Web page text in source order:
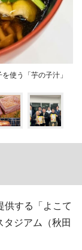
使う「芋の子汁」
する「よこて
タジアム（秋田